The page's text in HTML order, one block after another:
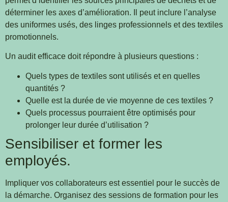
déterminer les axes d’amélioration. Il peut inclure l’analyse
des uniformes usés, des linges professionnels et des textiles
promotionnels.
Un audit efficace doit répondre à plusieurs questions :
Quels types de textiles sont utilisés et en quelles
quantités ?
Quelle est la durée de vie moyenne de ces textiles ?
Quels processus pourraient être optimisés pour
prolonger leur durée d’utilisation ?
Sensibiliser et former les
employés.
Impliquer vos collaborateurs est essentiel pour le succès de
la démarche. Organisez des sessions de formation pour les